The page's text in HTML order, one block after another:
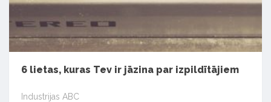
6 lietas, kuras Tev ir jāzina par izpildītājiem
Industrijas ABC